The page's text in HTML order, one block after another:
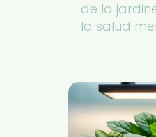
de la
la salud